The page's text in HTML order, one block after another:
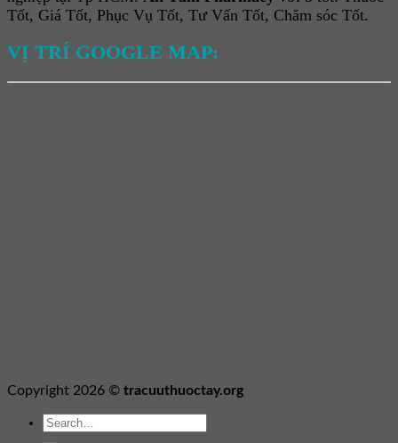
Tốt, Giá Tốt, Phục Vụ Tốt, Tư Vấn Tốt, Chăm sóc Tốt.
VỊ TRÍ GOOGLE MAP:
Copyright 2026 © tracuuthuoctay.org